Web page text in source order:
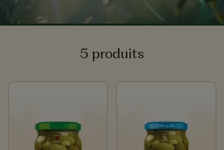
5 produits